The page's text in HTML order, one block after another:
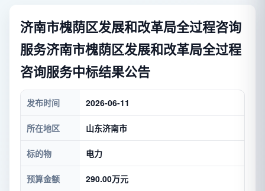
济南市槐荫区发展和改革局全过程咨询
服务济南市槐荫区发展和改革局全过程
咨询服务中标结果公告
发布时间 2026-06-11
所在地区 山东济南市
标的物 电力
预算金额 290.00万元